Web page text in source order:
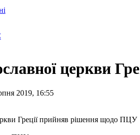
церкви
2019, 16:55